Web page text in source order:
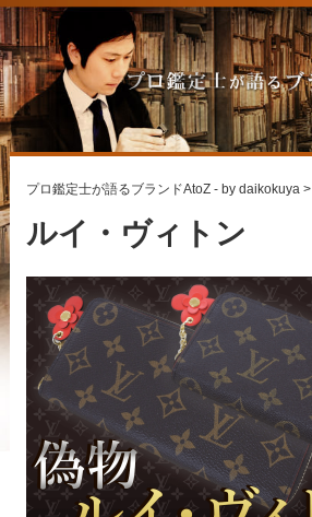
プロ鑑定士が語るブランドAtoZ - by daikokuya>
ルイ・ヴィトン